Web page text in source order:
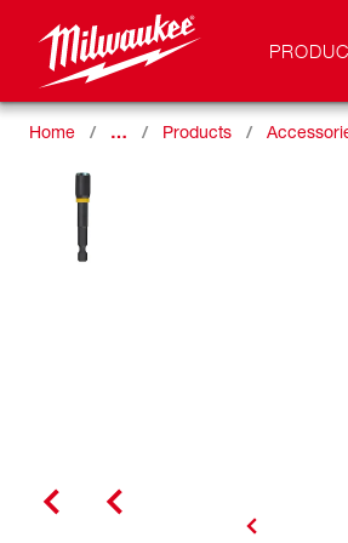
Home … Products